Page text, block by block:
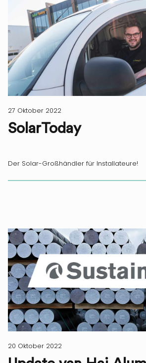
27 Oktober 2022
SolarToday
Der Solar-Großhändler für Installateure!
20 Oktober 2022